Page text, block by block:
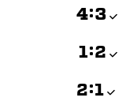
:
:
: